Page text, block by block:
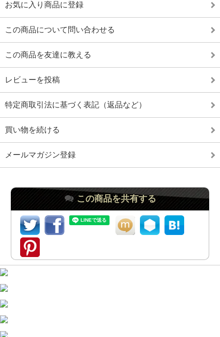
お気に入り商品に登録
この商品について問い合わせる
この商品を友達に教える
レビューを投稿
特定商取引法に基づく表記（返品など）
買い物を続ける
メールマガジン登録
この商品を共有する